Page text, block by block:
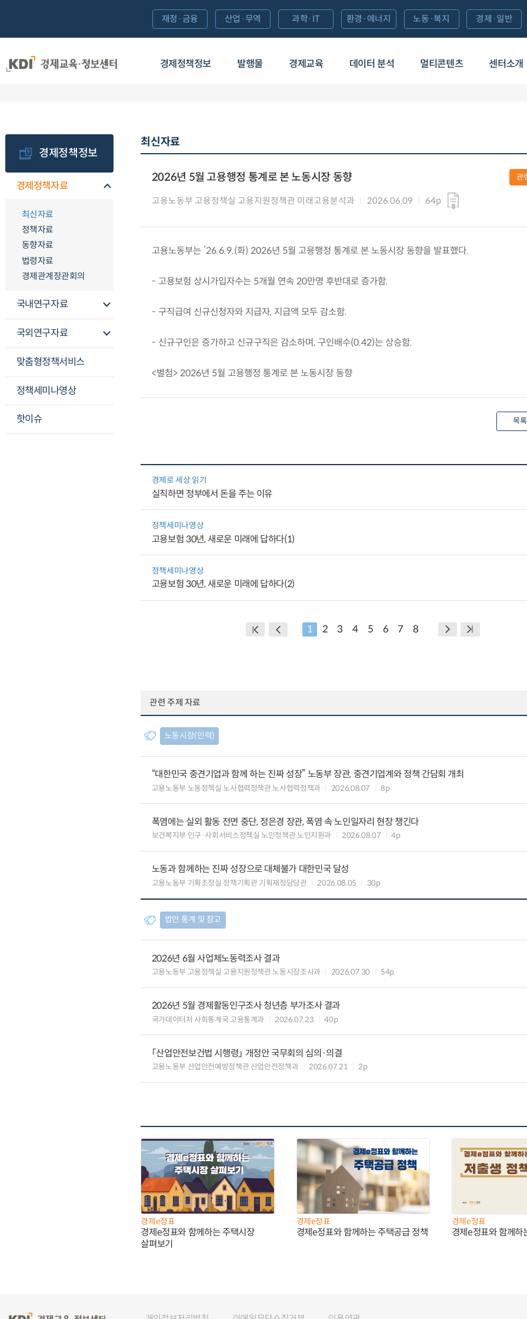
경제정책정보 발행물 경제교육 데이터 분석 멀티콘텐츠 센터소개
재정·금융 산업·무역 과학·IT 환경·에너지 노동·복지 경제·일반
경제정책정보
경제정책자료
최신자료
정책자료
동향자료
법령자료
경제관계장관회의
국내연구자료
국외연구자료
맞춤형정책서비스
정책세미나영상
핫이슈
최신자료
2026년 5월 고용행정 통계로 본 노동시장 동향
고용노동부 고용정책실 고용지원정책관 미래고용분석과 2026.06.09 64p
관
고용노동부는 ’26.6.9.(화) 2026년 5월 고용행정 통계로 본 노동시장 동향을 발표했다.
- 고용보험 상시가입자수는 5개월 연속 20만명 후반대로 증가함.
- 구직급여 신규신청자와 지급자, 지급액 모두 감소함.
- 신규구인은 증가하고 신규구직은 감소하며, 구인배수(0.42)는 상승함.
<별첨> 2026년 5월 고용행정 통계로 본 노동시장 동향
목
경제로 세상 읽기
실직하면 정부에서 돈을 주는 이유
정책세미나영상
고용보험 30년, 새로운 미래에 답하다(1)
정책세미나영상
고용보험 30년, 새로운 미래에 답하다(2)
1 2 3 4 5 6 7 8
관련 주제 자료
노동시장(인력)
“대한민국 중견기업과 함께 하는 진짜 성장” 노동부 장관, 중견기업계와 정책 간담회 개최
고용노동부 노동정책실 노사협력정책관 노사협력정책과 2026.08.07 8p
폭염에는 실외 활동 전면 중단, 정은경 장관, 폭염 속 노인일자리 현장 챙긴다
보건복지부 인구·사회서비스정책실 노인정책관 노인지원과 2026.08.07 4p
노동과 함께하는 진짜 성장으로 대체불가 대한민국 달성
고용노동부 기획조정실 정책기획관 기획재정담당관 2026.08.05 30p
법안.통계 및 참고
2026년 6월 사업체노동력조사 결과
고용노동부 고용정책실 고용지원정책관 노동시장조사과 2026.07.30 54p
2026년 5월 경제활동인구조사 청년층 부가조사 결과
국가데이터처 사회통계국 고용통계과 2026.07.23 40p
「산업안전보건법 시행령」 개정안 국무회의 심의·의결
고용노동부 산업안전예방정책관 산업안전정책과 2026.07.21 2p
경제e정표
경제e정표와 함께하는 주택시장
살펴보기
경제e정표
경제e정표와 함께하는 주택공급 정책
경제e정표
경제e정표와 함께하